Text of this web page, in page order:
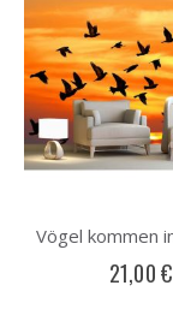
21,00 €